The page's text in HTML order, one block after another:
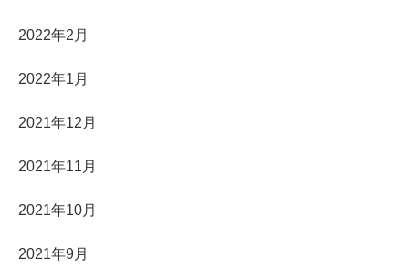
2022年2月
2022年1月
2021年12月
2021年11月
2021年10月
2021年9月